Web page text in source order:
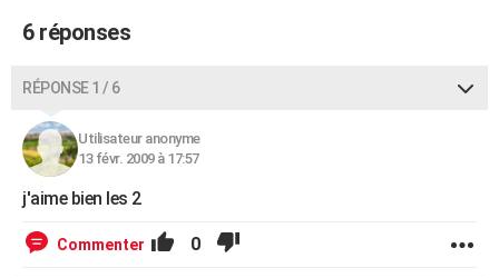
Carte de Noël
Carte Bonne année
Carte Saint-Valentin
Carte Pâques
Carte d'anniversaire
DICTIONNAIRE
Dictionnaire
Biographies
Citations
Expressions
Proverbes
PROGRAMME TV
COPAINS D'AVANT
6 réponses
RÉPONSE 1 / 6
Utilisateur anonyme
13 févr. 2009 à 17:57
j'aime bien les 2
Commenter 0